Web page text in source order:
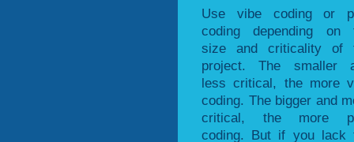
Use vibe coding or
coding depending on
size and criticality of
project. The smaller
less critical, the more
coding. The bigger and
critical, the more
coding. But if you lack